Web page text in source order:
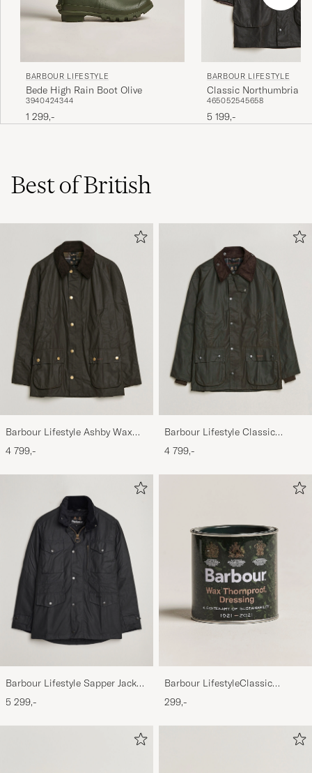
BARBOUR LIFESTYLE
Bede High Rain Boot Olive
3940424344
1 299,-
BARBOUR LIFESTYLE
Classic Northumbria
465052545658
5 199,-
Best of British
Barbour Lifestyle Ashby Wax
Jacket Olive
4 799,-
Barbour Lifestyle Classic
Bedale Jacket Olive
4 799,-
Barbour Lifestyle Sapper Jacket
Black
5 299,-
Barbour LifestyleClassic
Thornproof Dressing
299,-